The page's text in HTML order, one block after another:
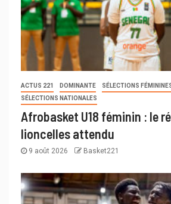
ACTUS 221 DOMINANTE
SÉLECTIONS
SÉLECTIONS NATIONALES
Afrobasket U18 féminin : le
lioncelles attendu
9 août 2026 Basket221